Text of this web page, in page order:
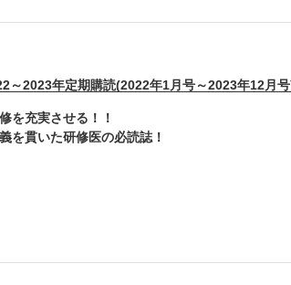
2023年定期購読(2022年1月号～2023年12月号
を充実させる！！
を貫いた研修医の必読誌！